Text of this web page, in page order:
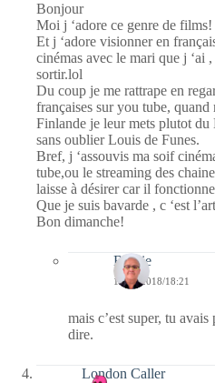
Bonjour
Moi j ‘adore ce genre de films!
Et j ‘adore visionner en
cinémas avec le mari que j ‘ai ,
sortir.lol
Du coup je me rattrape en
françaises sur you tube, quand
Finlande je leur mets plutot
sans oublier Louis de Funes.
Bref, j ‘assouvis ma soif
tube,ou le streaming des
laisse à désirer car il
Que je suis bavarde , c ‘est
Bon dimanche!
Bernie
18/06/2018/18:21
mais c’est super, tu
dire.
London Caller